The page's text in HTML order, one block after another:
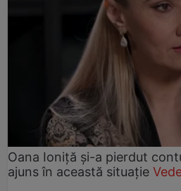
Oana Ioniță și-a pierdut
ajuns în această situație